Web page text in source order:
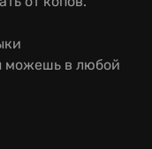
можешь в любой